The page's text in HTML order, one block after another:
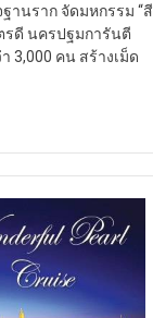
ฐานราก จัดมหกรรม “สี
รดี นครปฐมการันตี
3,000 คน สร้างเม็ด